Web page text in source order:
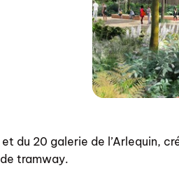
du 20 galerie de l’Arlequin,
tramway.